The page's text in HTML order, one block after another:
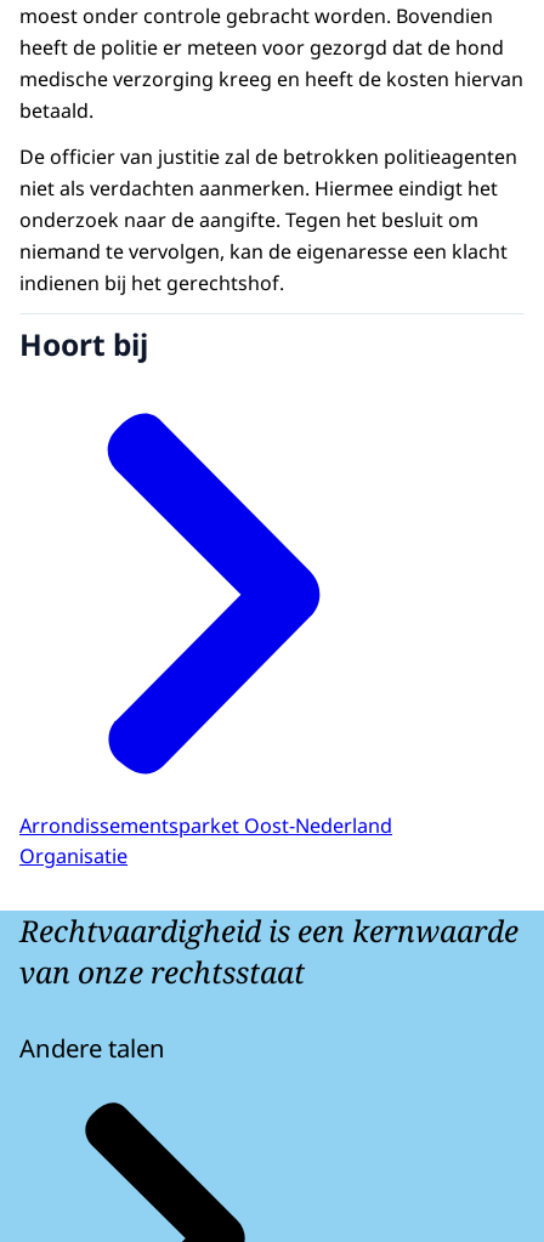
moest onder controle gebracht worden. Bovendien
heeft de politie er meteen voor gezorgd dat de hond
medische verzorging kreeg en heeft de kosten hiervan
betaald.
De officier van justitie zal de betrokken politieagenten
niet als verdachten aanmerken. Hiermee eindigt het
onderzoek naar de aangifte. Tegen het besluit om
niemand te vervolgen, kan de eigenaresse een klacht
indienen bij het gerechtshof.
Hoort bij
Arrondissementsparket Oost-Nederland
Organisatie
Rechtvaardigheid is een kernwaarde
van onze rechtsstaat
Andere talen